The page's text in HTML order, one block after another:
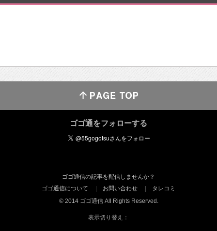
ゴゴ通をフォローする
ゴゴ通信の記事を配信しませんか？
ゴゴ通信について
お問い合わせ
タレコミ
© 2014 ゴゴ通信 All Rights Reserved.
表示切り替え：